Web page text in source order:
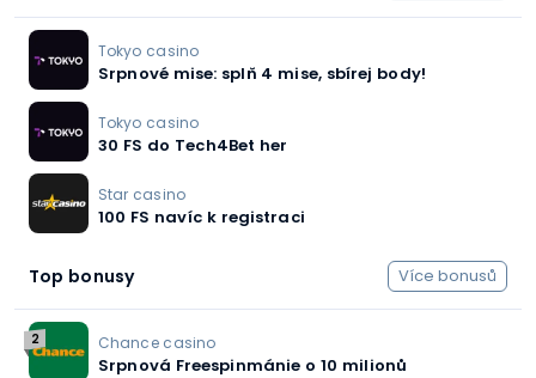
Tokyo casino
Srpnové mise: splň 4 mise, sbírej body!
Tokyo casino
30 FS do Tech4Bet her
Star casino
100 FS navíc k registraci
Top bonusy Více bonusů
2 Chance casino
Srpnová Freespinmánie o 10 milionů